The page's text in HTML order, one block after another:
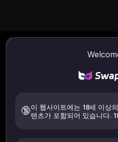
🔞이 웹사이트에는 18세 이상
텐츠가 포함되어 있습니다.
이
이미지 강화제